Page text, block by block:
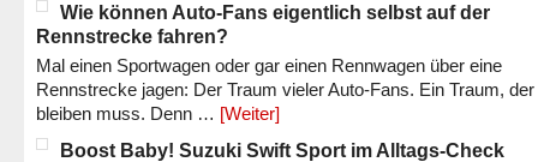
Wie können Auto-Fans eigentlich selbst auf der
Rennstrecke fahren?
Mal einen Sportwagen oder gar einen Rennwagen über eine
Rennstrecke jagen: Der Traum vieler Auto-Fans. Ein Traum,
bleiben muss. Denn … [Weiter]
Boost Baby! Suzuki Swift Sport im Alltags-Check